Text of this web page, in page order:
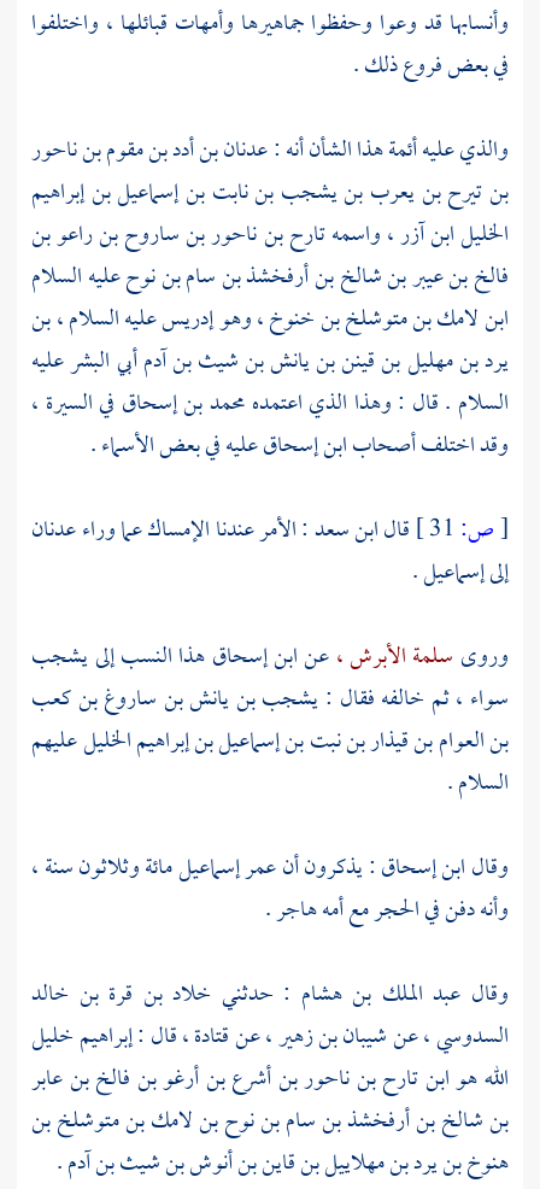
وأنسابها قد وعوا وحفظوا جماهيرها وأمهات قبائلها ، واختلفوا
في بعض فروع ذلك .
والذي عليه أئمة هذا الشأن أنه :عدنان بن أدد بن مقوم بن ناحور
بن تيرح بن يعرب بن يشجب بن نابت بن إسماعيل بن إبراهيم
الخليل ابن آزر ،واسمهتارح بن ناحور بن ساروح بن راعو بن
فالخ بن عيبر بن شالخ بن أرفخشذ بن سام بن نوح عليه السلام
ابن لامك بن متوشلخ بن خنوخ ، وهو إدريس عليه السلام ، بن
يرد بن مهليل بن قينن بن يانش بن شيث بن آدمأبي البشر عليه
السلام . قال : وهذا الذي اعتمدهمحمد بن إسحاق في السيرة ،
وقد اختلف أصحابابن إسحاقعليه في بعض الأسماء .
[ص: قالابن سعد: الأمر عندنا الإمساك عما وراءعدنان
إلىإسماعيل.
وروى سلمة الأبرش ،عنابن إسحاقهذا النسب إلىيشجب
سواء ، ثم خالفه فقال :يشجب بن يانش بن ساروغ بن كعب
بن العوام بن قيذار بن نبت بن إسماعيل بن إبراهيمالخليل عليهم
السلام .
وقالابن إسحاق: يذكرون أن عمرإسماعيلمائة وثلاثون سنة ،
وأنه دفن فيالحجرمع أمههاجر.
وقال عبد الملك بن هشام : حدثني خلاد بن قرة بن خالد
السدوسي ،عنشيبان بن زهير ،عنقتادة ،قال :إبراهيم خليل
الله هو ابن تارح بن ناحور بن أشرع بن أرغو بن فالخ بن عابر
بن شالخ بن أرفخشذ بن سام بن نوح بن لامك بن متوشلخ بن
هنوخ بن يرد بن مهلاييل بن قاين بن أنوش بن شيث بن آدم.